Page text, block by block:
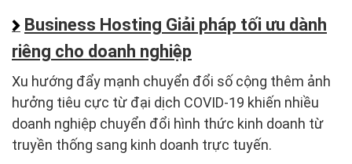
Business Hosting Giải pháp tối ưu dành
riêng cho doanh nghiệp
Xu hướng đẩy mạnh chuyển đổi số cộng thêm ảnh
hưởng tiêu cực từ đại dịch COVID-19 khiến nhiều
doanh nghiệp chuyển đổi hình thức kinh doanh từ
truyền thống sang kinh doanh trực tuyến.